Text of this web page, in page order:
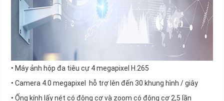
• Máy ảnh hộp đa tiêu cự 4 megapixel H.265
• Camera 4.0 megapixel hỗ trợ lên đến 30 khung hình / giây
• Ống kính lấy nét có động cơ và zoom có động cơ 2,5 lần